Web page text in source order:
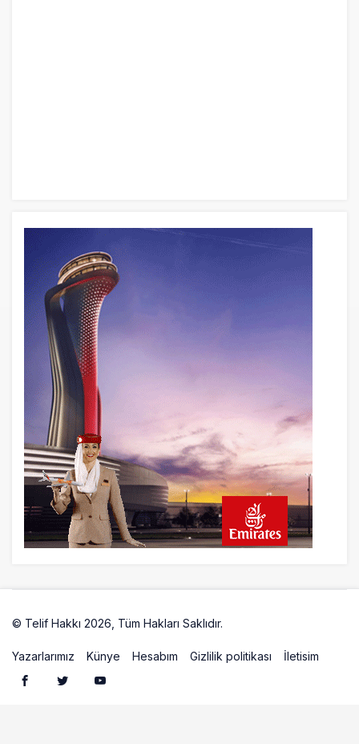
© Telif Hakkı 2026, Tüm Hakları Saklıdır.
Yazarlarımız Künye Hesabım Gizlilik politikası İletisim